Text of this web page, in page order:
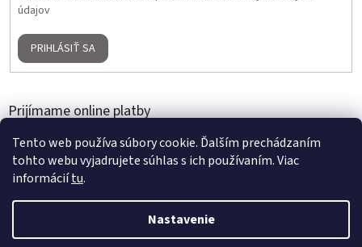
Tento web používa súbory cookie. Ďalším prechádzaním
tohto webu vyjadrujete súhlas s ich používaním. Viac
informáciítu.
Nastavenie
údajov
PRIHLÁSIŤ SA
Prijímame online platby
Vytvoril Shoptet